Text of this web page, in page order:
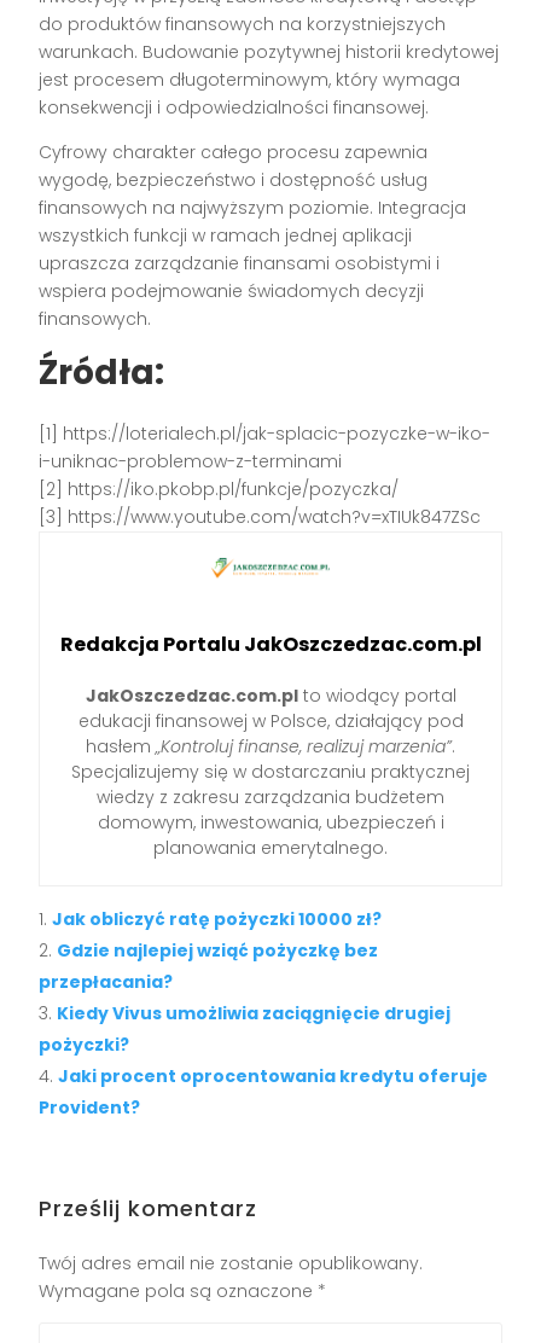
do produktów finansowych na korzystniejszych
warunkach. Budowanie pozytywnej historii kredytowej
jest procesem długoterminowym, który wymaga
konsekwencji i odpowiedzialności finansowej.
Cyfrowy charakter całego procesu zapewnia
wygodę, bezpieczeństwo i dostępność usług
finansowych na najwyższym poziomie. Integracja
wszystkich funkcji w ramach jednej aplikacji
upraszcza zarządzanie finansami osobistymi i
wspiera podejmowanie świadomych decyzji
finansowych.
Źródła:
[1] https://loterialech.pl/jak-splacic-pozyczke-w-iko-
i-uniknac-problemow-z-terminami
[2] https://iko.pkobp.pl/funkcje/pozyczka/
[3] https://www.youtube.com/watch?v=xTIUk847ZSc
Redakcja Portalu JakOszczedzac.com.pl
JakOszczedzac.com.plto wiodący portal
edukacji finansowej w Polsce, działający pod
hasłem „Kontroluj finanse, realizuj marzenia”.
Specjalizujemy się w dostarczaniu praktycznej
wiedzy z zakresu zarządzania budżetem
domowym, inwestowania, ubezpieczeń i
planowania emerytalnego.
Jak obliczyć ratę pożyczki 10000 zł?
Gdzie najlepiej wziąć pożyczkę bez
przepłacania?
Kiedy Vivus umożliwia zaciągnięcie drugiej
pożyczki?
Jaki procent oprocentowania kredytu oferuje
Provident?
Prześlij komentarz
Twój adres email nie zostanie opublikowany.
Wymagane pola są oznaczone *